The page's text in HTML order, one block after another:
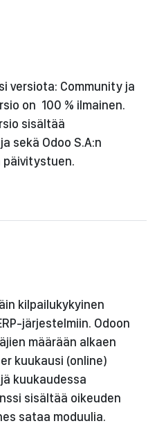
versiota: Community ja
on 100 % ilmainen.
sisältää
sekä Odoo S.A:n
päivitystuen.
kilpailukykyinen
järjestelmiin. Odoon
määrään alkaen
kuukausi (online)
kuukaudessa
sisältää oikeuden
sataa moduulia.